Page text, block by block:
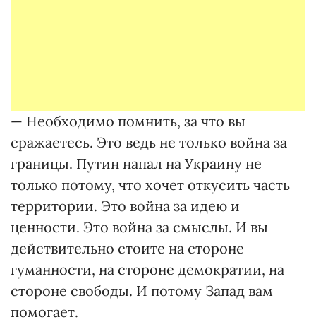
— Необходимо помнить, за что вы
сражаетесь. Это ведь не только война за
границы. Путин напал на Украину не
только потому, что хочет откусить часть
территории. Это война за идею и
ценности. Это война за смыслы. И вы
действительно стоите на стороне
гуманности, на стороне демократии, на
стороне свободы. И потому Запад вам
помогает.